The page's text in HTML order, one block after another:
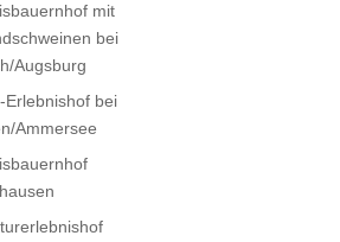
mit
bei
Augsburg
Erlebnishof bei
Ammersee